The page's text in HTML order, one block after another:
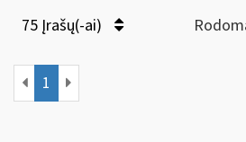
75 Įrašų(-ai)
1